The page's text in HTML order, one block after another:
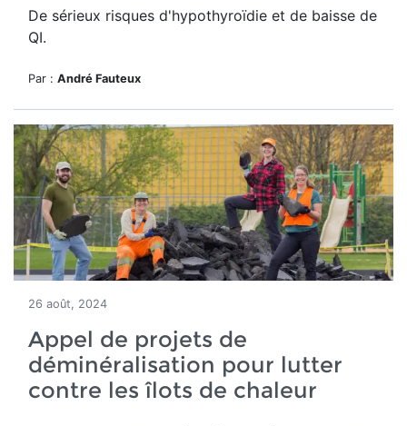
De sérieux risques d'hypothyroïdie et de baisse de
QI.
Par : André Fauteux
26 août, 2024
Appel de projets de
déminéralisation pour lutter
contre les îlots de chaleur